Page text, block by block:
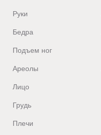
Руки
Бедра
Подъем ног
Ареолы
Лицо
Грудь
Плечи